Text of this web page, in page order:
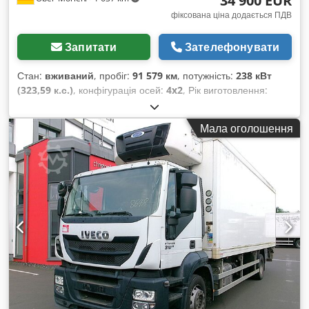
фіксована ціна додається ПДВ
Запитати Зателефонувати
Стан: вживаний, пробіг: 91 579 км, потужність: 238 кВт
(323,59 к.с.), конфігурація осей: 4x2, Рік виготовлення:
, ЗБВ: 18 000 кг Звертайтеся до Емала Джаведа для
отримання додаткової інформації. Підіймальна платформа
/ вантажівка // Aerial work platform / truck, Iveco, Stralis
310, рік випуску: 16.11.2004, пробіг: 91579 км, кВт / к.с.: 238
/ 324, 4x2, тип приводу: задній привід, механічна коробка
передач, довжина: 8000 мм, ширина: 2500 мм, висота: 4000
мм, підвіска: ресорна / ресорна, колісна база: 3805 мм,
задня вісь з подвійними шинами, опорні ніжки спереду та
ззаду, Multitel J328, рік випуску: 2004, кількість
відпрацьованих годин: 12659, 28 м, 280 кг / 3 особи,
кількість місць: 2, кондиціонер, радіо, 90 км/год. Інше: * …
Ми пропонуємо понад 200 одиниць обладнання для
продажу. * Наш склад розташований за 30 км від аеропорту
Франкфурта. * Можливе фінансування та лізинг. *
Мала оголошення